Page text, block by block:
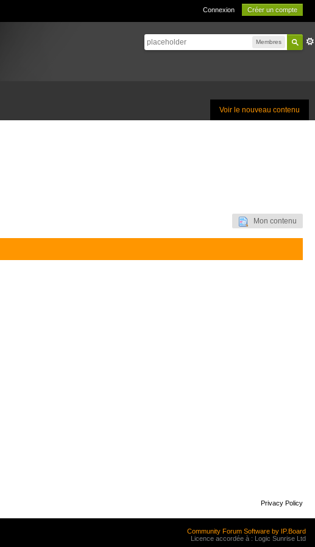
Connexion Créer un compte
Membres
Voir le nouveau contenu
Mon contenu
Privacy Policy
Community Forum Software by IP.Board
Licence accordée à : Logic Sunrise Ltd